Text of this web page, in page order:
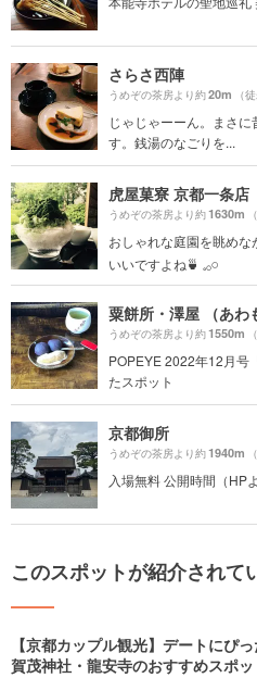
さらさ西陣
うめぞの茶房より約20m （
じゃじゃーーん。まさ
す。銭湯のなごりを...
虎屋菓寮 京都一条店
うめぞの茶房より約1630m
おしゃれな庭園を眺め
いいですよね🍵 𓈒𓂂𓏸
粟餅所・澤屋 （あわ
うめぞの茶房より約1550m
POPEYE 2022年12月号
たスポット
京都御所
うめぞの茶房より約1940m
入場無料 公開時間（HP
このスポットが紹介されて
【京都カップル観光】デートにぴ
賀茂神社・龍安寺のおすすめスポッ